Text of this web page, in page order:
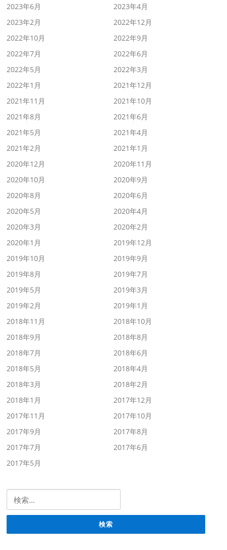
2023年6月
2023年4月
2023年2月
2022年12月
2022年10月
2022年9月
2022年7月
2022年6月
2022年5月
2022年3月
2022年1月
2021年12月
2021年11月
2021年10月
2021年8月
2021年6月
2021年5月
2021年4月
2021年2月
2021年1月
2020年12月
2020年11月
2020年10月
2020年9月
2020年8月
2020年6月
2020年5月
2020年4月
2020年3月
2020年2月
2020年1月
2019年12月
2019年10月
2019年9月
2019年8月
2019年7月
2019年5月
2019年3月
2019年2月
2019年1月
2018年11月
2018年10月
2018年9月
2018年8月
2018年7月
2018年6月
2018年5月
2018年4月
2018年3月
2018年2月
2018年1月
2017年12月
2017年11月
2017年10月
2017年9月
2017年8月
2017年7月
2017年6月
2017年5月
検索: